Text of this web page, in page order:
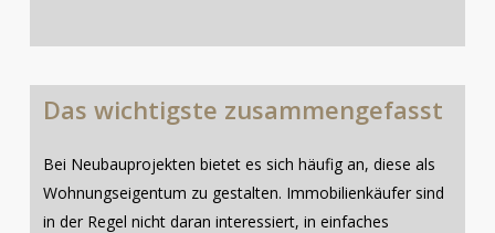
Das wichtigste zusammengefasst
Bei Neubauprojekten bietet es sich häufig an, diese als
Wohnungseigentum zu gestalten. Immobilienkäufer sind
in der Regel nicht daran interessiert, in einfaches